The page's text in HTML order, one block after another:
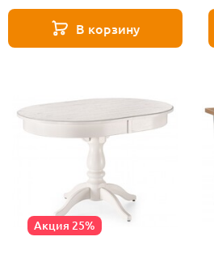
В корзину
Акция 25%